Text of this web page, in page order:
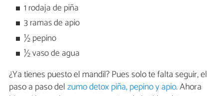
1 rodaja de piña
3 ramas de apio
½ pepino
½ vaso de agua
¿Ya tienes puesto el mandil? Pues solo te falta seguir, el
paso a paso delzumo detox piña, pepino y apio. Ahora